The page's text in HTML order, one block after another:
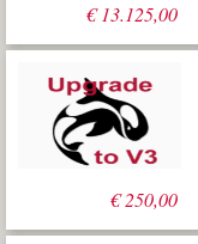
€13.125,00
€250,00